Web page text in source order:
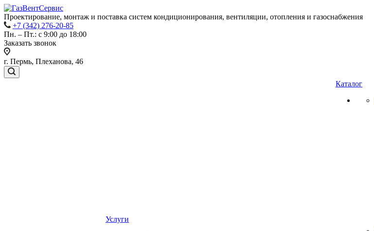
Проектирование, монтаж и поставка систем кондиционирования, вентиляции, отопления и газоснабжения
+7 (342) 276-20-85
Пн. – Пт.: с 9:00 до 18:00
Заказать звонок
г. Пермь, Плеханова, 46
Услуги
Каталог